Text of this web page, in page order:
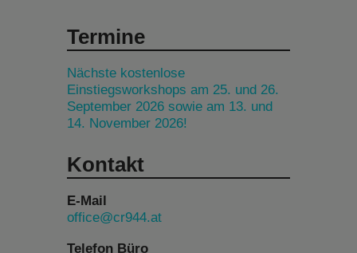
Termine
Nächste kostenlose
Einstiegsworkshops am 25. und 26.
September 2026 sowie am 13. und
14. November 2026!
Kontakt
E-Mail
office@cr944.at
Telefon Büro